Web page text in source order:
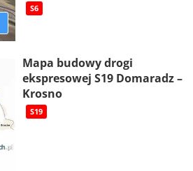
S6
Mapa budowy drogi
ekspresowej S19 Domaradz –
Krosno
S19